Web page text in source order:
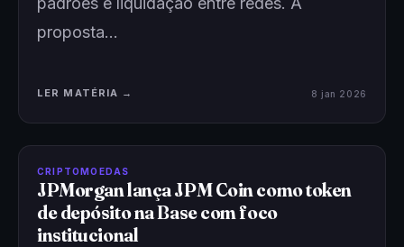
proposta…
LER MATÉRIA → 8 jan 2026
CRIPTOMOEDAS
JPMorgan lança JPM Coin como token
de depósito na Base com foco
institucional